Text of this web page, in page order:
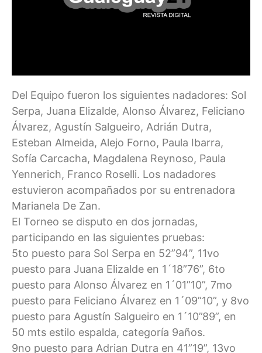
Del Equipo fueron los siguientes nadadores: Sol
Serpa, Juana Elizalde, Alonso Álvarez, Feliciano
Álvarez, Agustín Salgueiro, Adrián Dutra,
Esteban Almeida, Alejo Forno, Paula Ibarra,
Sofía Carcacha, Magdalena Reynoso, Paula
Yennerich, Franco Roselli. Los nadadores
estuvieron acompañados por su entrenadora
Marianela De Zan.
El Torneo se disputo en dos jornadas,
participando en las siguientes pruebas:
5to puesto para Sol Serpa en 52”94”, 11vo
puesto para Juana Elizalde en 1´18”76”, 6to
puesto para Alonso Álvarez en 1´01”10”, 7mo
puesto para Feliciano Álvarez en 1´09”10”, y 8vo
puesto para Agustín Salgueiro en 1´10”89”, en
50 mts estilo espalda, categoría 9años.
9no puesto para Adrian Dutra en 41”19”, 13vo